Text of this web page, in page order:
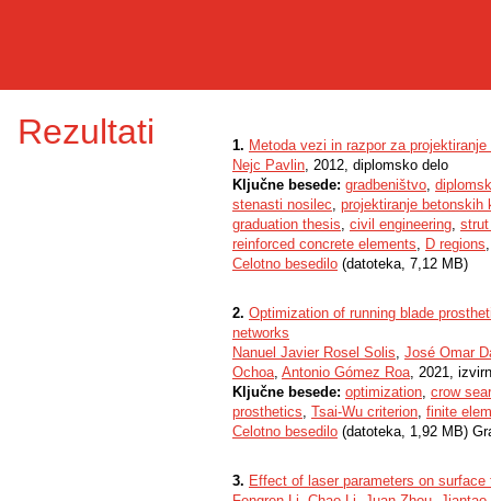
Rezultati 1. Metoda vezi in razpor za
Nejc Pavlin, 2012, diplomsko delo
Ključne besede: gradbeništvo,
stenasti nosilec, projektiranje betonskih
graduation thesis, civil engineering,
reinforced concrete elements, D regions
Celotno besedilo (datoteka, 7,12 MB)
2. Optimization of running blade
networks
Nanuel Javier Rosel Solis, José Omar
Ochoa, Antonio Gómez Roa, 2021,
Ključne besede: optimization, crow
prosthetics, Tsai-Wu criterion, finite
Celotno besedilo (datoteka, 1,92 MB)
3. Effect of laser parameters on